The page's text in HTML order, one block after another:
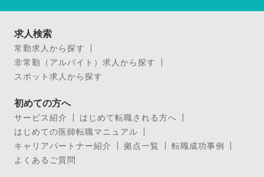
求人検索
常勤求人から探す
非常勤（アルバイト）求人から探す
スポット求人から探す
初めての方へ
サービス紹介
はじめて転職される方へ
はじめての医師転職マニュアル
キャリアパートナー紹介
拠点一覧
転職成功事例
よくあるご質問